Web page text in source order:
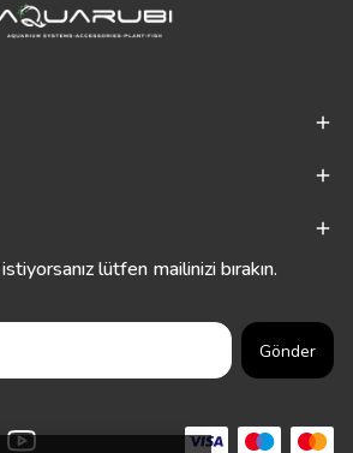
lütfen mailinizi bırakın.
Gönder